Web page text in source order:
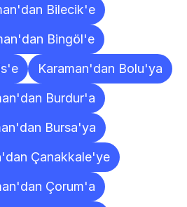
Bilecik'e
Bingöl'e
Karaman'dan Bolu'ya
Burdur'a
Bursa'ya
Çanakkale'ye
Çorum'a